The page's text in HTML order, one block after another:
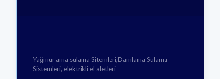
Yağmurlama sulama Sitemleri,Damlama Sulama
Sistemleri, elektrikli el aletleri